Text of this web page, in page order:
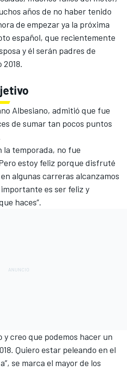
años de no haber tenido
de empezar ya la próxima
español, que recientemente
y él serán padres de
Albesiano, admitió que fue
de sumar tan pocos puntos
la temporada, no fue
estoy feliz porque disfruté
algunas carreras alcanzamos
importante es ser feliz y
haces”.
y creo que podemos hacer un
Quiero estar peleando en el
se marca el mayor de los